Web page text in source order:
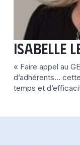
Isabelle
« Faire appel au
d’adhérents…
temps et